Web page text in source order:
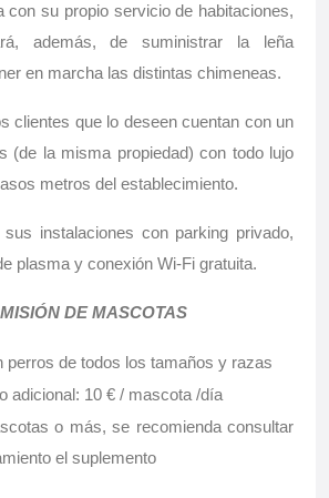
con su propio servicio de habitaciones,
además, de suministrar la leña
en marcha las distintas chimeneas.
clientes que lo deseen cuentan con un
(de la misma propiedad) con todo lujo
metros del establecimiento.
instalaciones con parking privado,
plasma y conexión Wi-Fi gratuita.
DE MASCOTAS
perros de todos los tamaños y razas
adicional: 10 € / mascota /día
o más, se recomienda consultar
el suplemento